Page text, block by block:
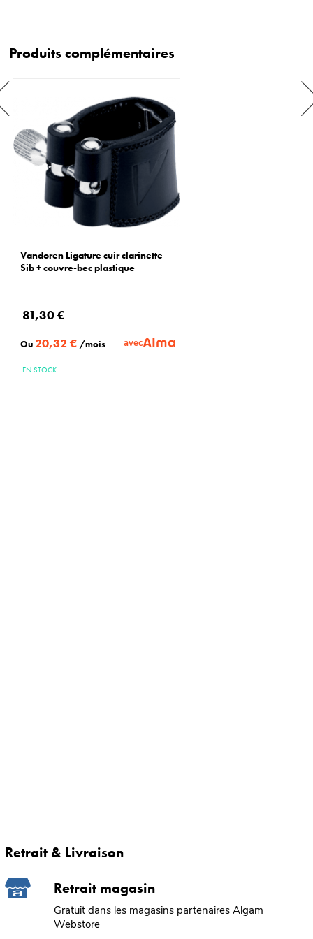
Produits complémentaires
Vandoren Ligature cuir clarinette
Sib + couvre-bec plastique
81,30 €
Ou20,32 € /mois avec
EN STOCK
Retrait & Livraison
Retrait magasin
Gratuit dans les magasins partenaires Algam
Webstore